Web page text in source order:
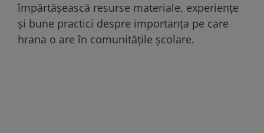
împărtășească resurse materiale, experiențe
și bune practici despre importanța pe care
hrana o are în comunitățile școlare.